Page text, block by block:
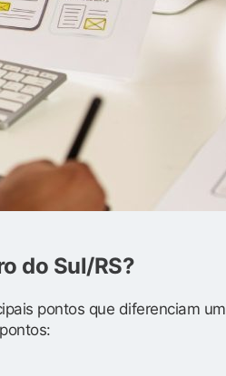
do Sul/RS?
pontos que diferenciam um